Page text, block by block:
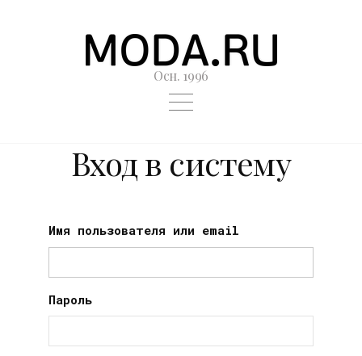
Осн. 1996
Вход в систему
Имя пользователя или email
Пароль